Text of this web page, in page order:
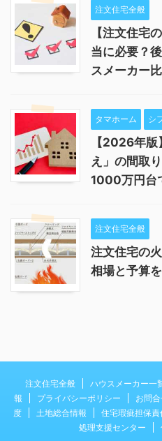
注文住宅全般
【注文住宅
当に必要？
スメーカー
タマホーム シ
【2026年
え」の間取
1000万円台
注文住宅全般
注文住宅の
相場と予算
注文住宅全般 ハウスメーカー一
報
プライバシーポリシー お問
度
土地総合情報 住宅瑕疵担保
処理支援センター